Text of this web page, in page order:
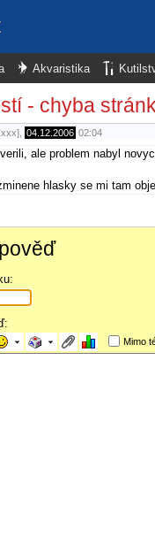
Akvaristika
- chyba
04.12.2006 02:04
ale problem nabyl
hlasky se mi tam
Mimo